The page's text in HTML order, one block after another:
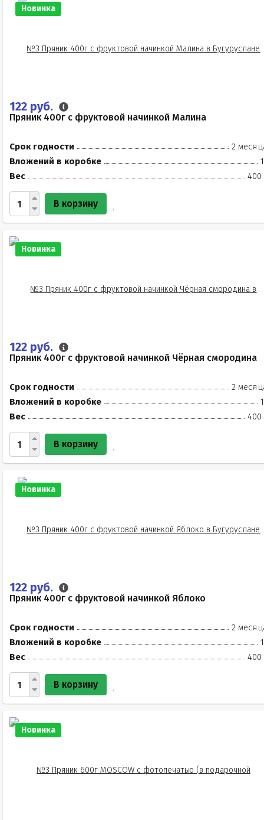
Новинка
122 руб.
Пряник 400г с фруктовой начинкой Малина
Срок годности
2
Вложений в коробке
Вес
400
В корзину
Новинка
122 руб.
Пряник 400г с фруктовой начинкой Чёрная смородина
Срок годности
2
Вложений в коробке
Вес
400
В корзину
Новинка
122 руб.
Пряник 400г с фруктовой начинкой Яблоко
Срок годности
2
Вложений в коробке
Вес
400
В корзину
Новинка